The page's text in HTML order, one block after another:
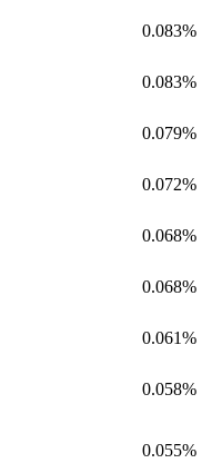
0.083%
0.083%
0.079%
0.072%
0.068%
0.068%
0.061%
0.058%
0.055%